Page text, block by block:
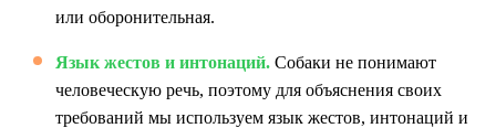
или оборонительная.
Язык жестов и интонаций. Собаки не понимают
человеческую речь, поэтому для объяснения своих
требований мы используем язык жестов, интонаций и